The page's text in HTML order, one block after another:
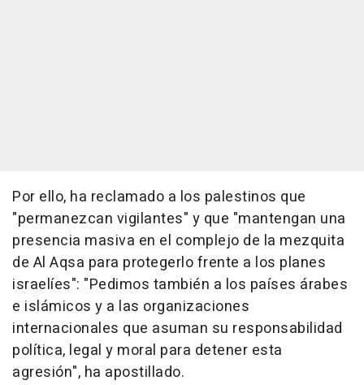
Por ello, ha reclamado a los palestinos que
"permanezcan vigilantes" y que "mantengan una
presencia masiva en el complejo de la mezquita
de Al Aqsa para protegerlo frente a los planes
israelíes": "Pedimos también a los países árabes
e islámicos y a las organizaciones
internacionales que asuman su responsabilidad
política, legal y moral para detener esta
agresión", ha apostillado.